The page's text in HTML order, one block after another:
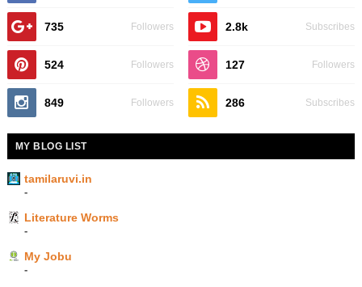
735 Followers 2.8k Subscribes
524 Followers 127 Followers
849 Followers 286 Subscribes
MY BLOG LIST
tamilaruvi.in
-
Literature Worms
-
My Jobu
-